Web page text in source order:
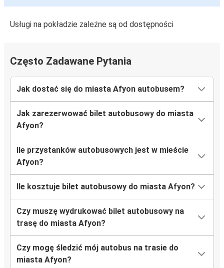
Usługi na pokładzie zależne są od dostępności
Często Zadawane Pytania
Jak dostać się do miasta Afyon autobusem?
Jak zarezerwować bilet autobusowy do miasta
Afyon?
Ile przystanków autobusowych jest w mieście
Afyon?
Ile kosztuje bilet autobusowy do miasta Afyon?
Czy muszę wydrukować bilet autobusowy na
trasę do miasta Afyon?
Czy mogę śledzić mój autobus na trasie do
miasta Afyon?